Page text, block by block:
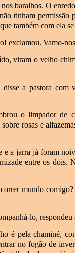
baralhos. O
tinham
também com ela
exclamou. Vamo-
viram o velho
a pastora com
o limpador de
rosas e
a jarra já foram
entre os dois.
mundo
lo, respondeu
é pela chaminé,
no fogão de